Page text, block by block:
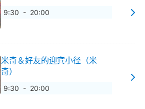
9:30 - 20:00
米奇＆好友的迎宾小径（米
奇）
9:30 - 20:00